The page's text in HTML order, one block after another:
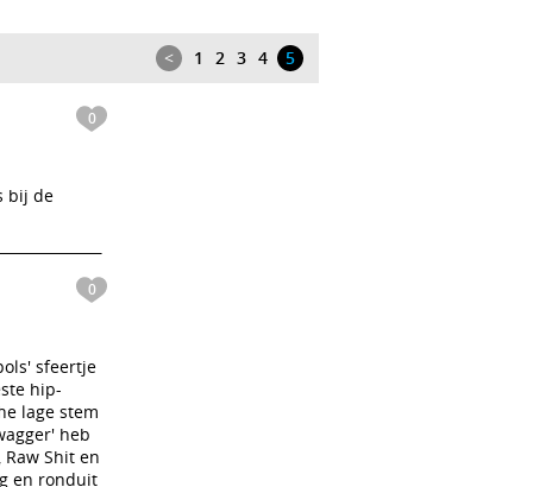
< 1 2 3 4 5
0
bij de
0
sfeertje
hip-
lage stem
heb
Shit en
en ronduit